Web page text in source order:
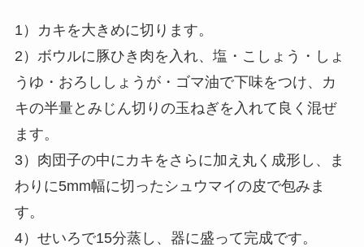
1）カキを大きめに切ります。
2）ボウルに豚ひき肉を入れ、塩・こしょう・しょ
うゆ・おろししょうが・ゴマ油で下味をつけ、カ
キの半量とみじん切りの玉ねぎを入れて良く混ぜ
ます。
3）肉団子の中にカキをさらに加え丸く成形し、ま
わりに5mm幅に切ったシュウマイの皮で包みま
す。
4）せいろで15分蒸し、器に盛って完成です。